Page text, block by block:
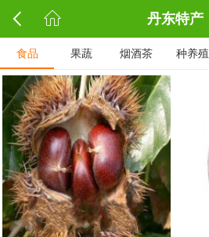
丹东特产
食品 果蔬 烟酒茶 种养殖